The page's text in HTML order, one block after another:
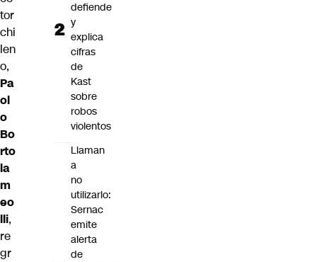
tor
chi
len
o,
Pa
ol
o
Bo
rto
la
m
eo
lli,
re
gr
defiende
y
explica
cifras
de
Kast
sobre
robos
violentos
Llaman
a
no
utilizarlo:
Sernac
emite
alerta
de